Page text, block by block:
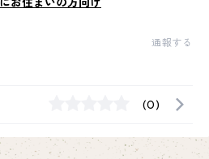
通報する
(0)